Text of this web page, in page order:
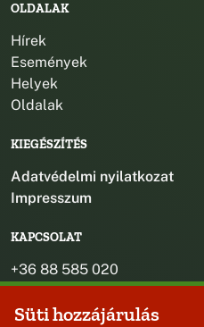
OLDALAK
Hírek
Események
Helyek
Oldalak
KIEGÉSZÍTÉS
Adatvédelmi nyilatkozat
Impresszum
KAPCSOLAT
+36 88 585 020
+36 30 442 8024
titkarsag@bakonybel.hu
Süti hozzájárulás